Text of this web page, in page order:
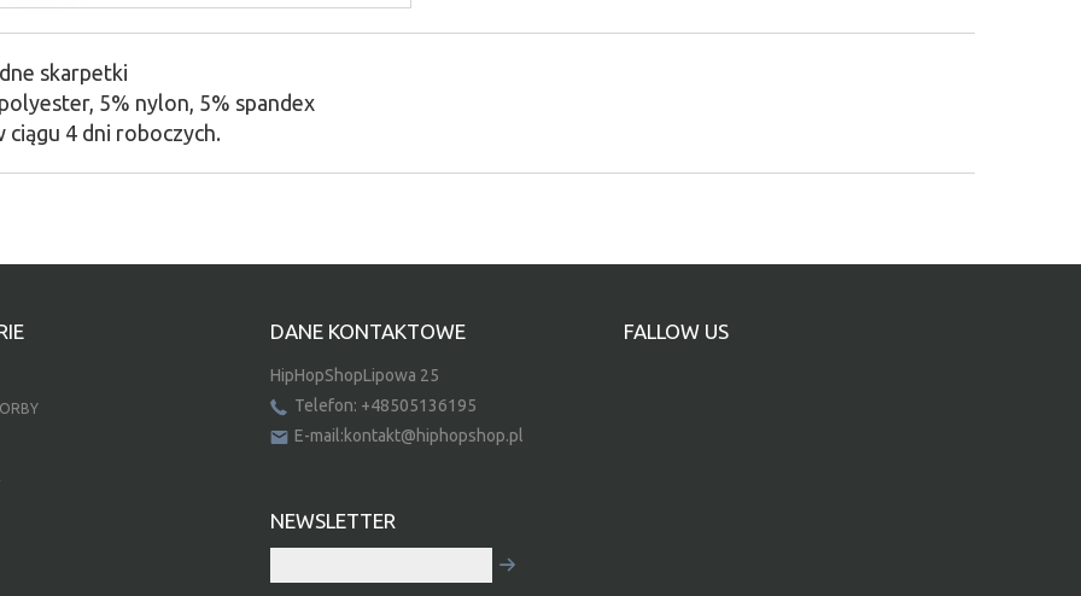
skarpetki
5% nylon, 5% spandex
ciągu 4 dni roboczych.
DANE KONTAKTOWE
HipHopShopLipowa 25
Telefon: +48505136195
E-mail:kontakt@hiphopshop.pl
NEWSLETTER
FALLOW US